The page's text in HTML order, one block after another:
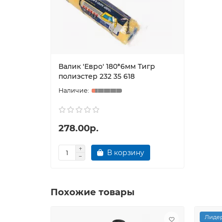
Валик 'Евро' 180*6мм Тигр
полиэстер 232 35 618
278.00р.
В корзину
Похожие товары